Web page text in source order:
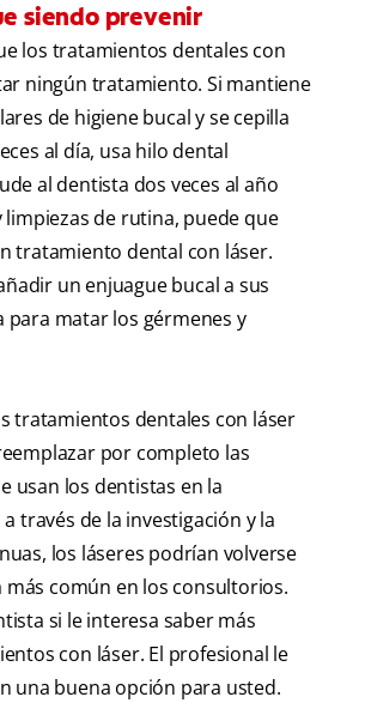
siendo prevenir
los tratamientos dentales con
ningún tratamiento. Si mantiene
de higiene bucal y se cepilla
al día, usa hilo dental
al dentista dos veces al año
limpiezas de rutina, puede que
tratamiento dental con láser.
un enjuague bucal a sus
para matar los gérmenes y
tratamientos dentales con láser
por completo las
usan los dentistas en la
través de la investigación y la
los láseres podrían volverse
común en los consultorios.
si le interesa saber más
con láser. El profesional le
una buena opción para usted.